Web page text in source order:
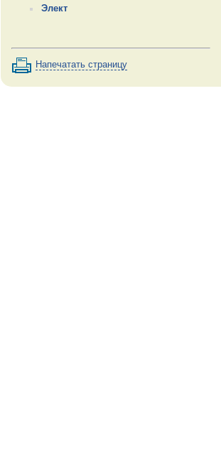
Элект
Напечатать страницу